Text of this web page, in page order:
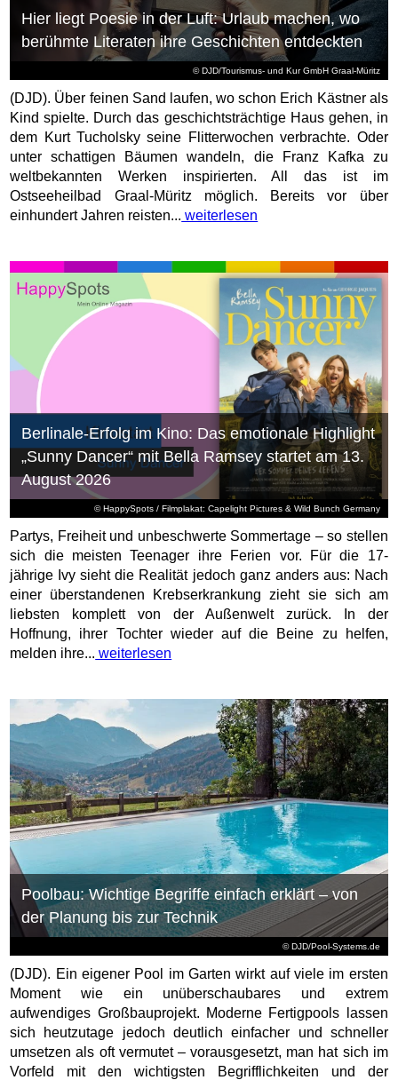
© DJD/Tourismus- und Kur GmbH Graal-Müritz
Hier liegt Poesie in der Luft: Urlaub machen, wo
berühmte Literaten ihre Geschichten entdeckten
(DJD). Über feinen Sand laufen, wo schon Erich Kästner als
Kind spielte. Durch das geschichtsträchtige Haus gehen, in
dem Kurt Tucholsky seine Flitterwochen verbrachte. Oder
unter schattigen Bäumen wandeln, die Franz Kafka zu
weltbekannten Werken inspirierten. All das ist im
Ostseeheilbad Graal-Müritz möglich. Bereits vor über
einhundert Jahren reisten... weiterlesen
© HappySpots / Filmplakat: Capelight Pictures & Wild Bunch Germany
Berlinale-Erfolg im Kino: Das emotionale Highlight
„Sunny Dancer“ mit Bella Ramsey startet am 13.
August 2026
Partys, Freiheit und unbeschwerte Sommertage – so stellen
sich die meisten Teenager ihre Ferien vor. Für die 17-
jährige Ivy sieht die Realität jedoch ganz anders aus: Nach
einer überstandenen Krebserkrankung zieht sie sich am
liebsten komplett von der Außenwelt zurück. In der
Hoffnung, ihrer Tochter wieder auf die Beine zu helfen,
melden ihre... weiterlesen
© DJD/Pool-Systems.de
Poolbau: Wichtige Begriffe einfach erklärt – von
der Planung bis zur Technik
(DJD). Ein eigener Pool im Garten wirkt auf viele im ersten
Moment wie ein unüberschaubares und extrem
aufwendiges Großbauprojekt. Moderne Fertigpools lassen
sich heutzutage jedoch deutlich einfacher und schneller
umsetzen als oft vermutet – vorausgesetzt, man hat sich im
Vorfeld mit den wichtigsten Begrifflichkeiten und der